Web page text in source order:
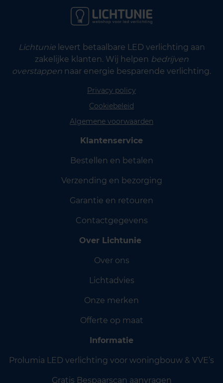
Lichtunielevert betaalbare LED verlichting aan
zakelijke klanten. Wij helpen bedrijven
overstappen naar energie besparende verlichting.
Privacy policy
Cookiebeleid
Algemene voorwaarden
Klantenservice
Bestellen en betalen
Verzending en bezorging
Garantie en retouren
Contactgegevens
Over Lichtunie
Over ons
Lichtadvies
Onze merken
Offerte op maat
Informatie
Prolumia LED verlichting voor woningbouw & VVE’s
Gratis Bespaarscan aanvragen